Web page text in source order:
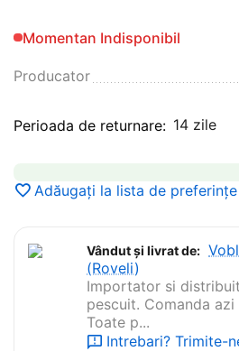
Momentan Indisponibil
Producator
Perioada de returnare: 14 zile
Adăugați la lista de preferințe
Vândut și livrat de:
(Roveli)
Importator si
pescuit. Comanda
Toate p...
Intrebari? Trimite-